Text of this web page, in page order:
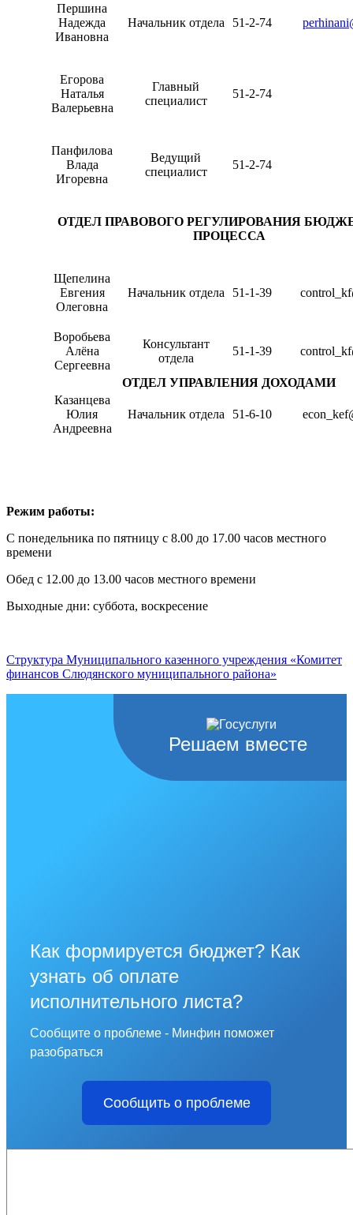
Першина
Надежда
Ивановна
Начальник отдела 51-2-74
Егорова
Наталья
Валерьевна
Главный
специалист
51-2-74
Панфилова
Влада
Игоревна
Ведущий
специалист
51-2-74
ОТДЕЛ ПРАВОВОГО РЕГУЛИРОВАНИЯ
ПРОЦЕССА
Щепелина
Евгения
Олеговна
Начальник отдела 51-1-39
Воробьева
Алёна
Сергеевна
Консультант
отдела
51-1-39
ОТДЕЛ УПРАВЛЕНИЯ ДОХОДАМИ
Казанцева
Юлия
Андреевна
Начальник отдела 51-6-10
Режим работы:
С понедельника по пятницу с 8.00 до 17.00 часов местного
времени
Обед с 12.00 до 13.00 часов местного времени
Выходные дни: суббота, воскресение
Структура Муниципального казенного учреждения «Комитет
финансов Слюдянского муниципального района»
Решаем вместе
Как формируется бюджет? Как
узнать об оплате
исполнительного листа?
Сообщите о проблеме - Минфин поможет
разобраться
Сообщить о проблеме